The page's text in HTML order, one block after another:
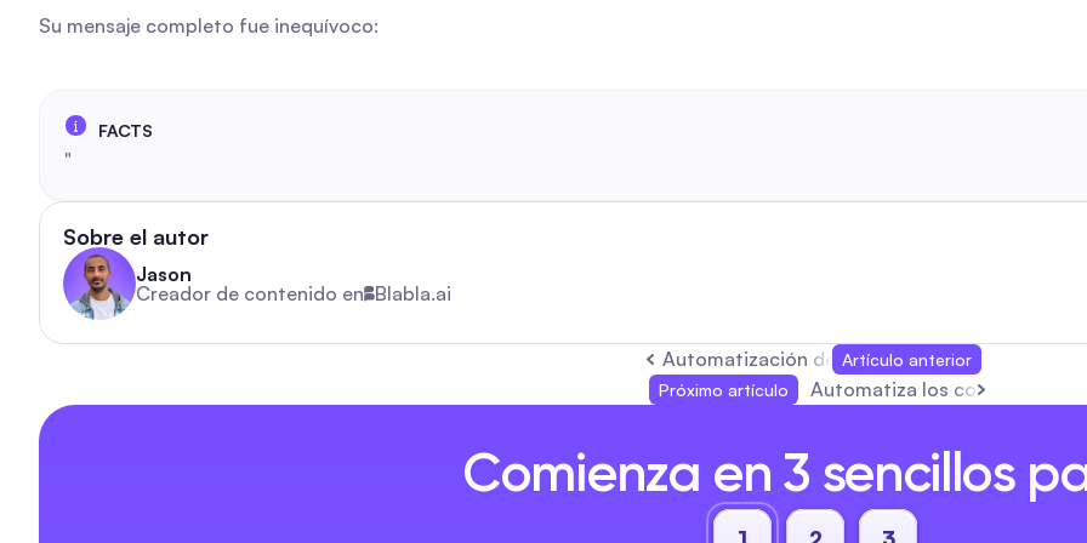
Su mensaje completo fue inequívoco:
"
Sobre el autor
Jason
Creador de contenido en Blabla.ai
Automatización de DM en Instagram: Ahorra
Artículo anterior
Próximo artículo
Automatiza los comentarios
Comienza en 3 sencillos